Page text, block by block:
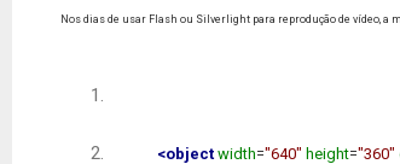
Nos dias de usar Flash ou Silverlight para reprodução de vídeo,
<object width="640" height="360"